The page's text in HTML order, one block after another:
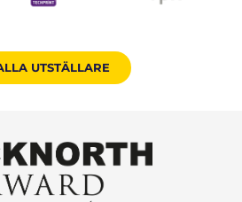
UTSTÄLLARE